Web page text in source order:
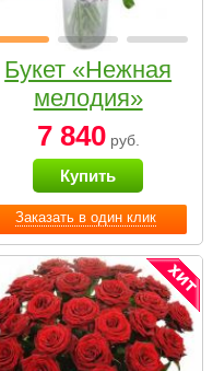
Заказать в один клик
Букет «Нежная
мелодия»
7 840руб.
Купить